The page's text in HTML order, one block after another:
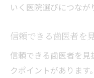
いく医院選びにつなが
信頼できる歯医者を
信頼できる歯医者を
クポイントがありま